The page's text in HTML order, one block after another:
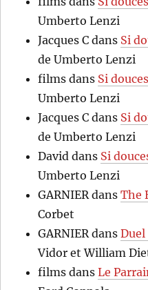
Umberto Lenzi
Jacques C dans Si
de Umberto Lenzi
films dans Si
Umberto Lenzi
Jacques C dans Si
de Umberto Lenzi
David dans Si
Umberto Lenzi
GARNIER dansThe
Corbet
GARNIER dansDuel
Vidor et William
films dansLe